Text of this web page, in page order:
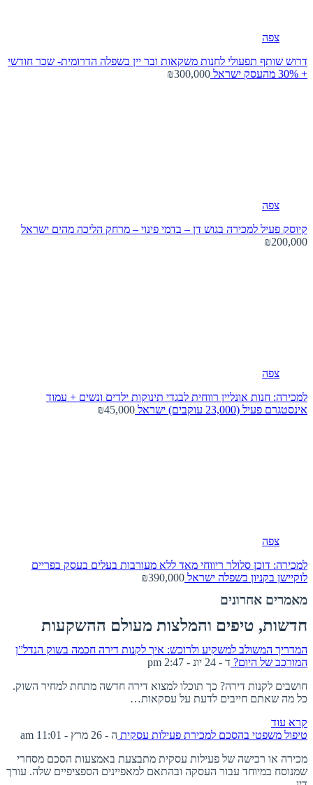
צפה
דרוש שותף תפעולי לחנות משקאות ובר יין בשפלה הדרומית- שכר חודשי
+ 30% מהעסק
ישראל ₪300,000
צפה
קיוסק פעיל למכירה בגוש דן – בדמי פינוי – מרחק הליכה מהים ישראל
₪200,000
צפה
למכירה: חנות אונליין רווחית לבגדי תינוקות ילדים ונשים + עמוד
אינסטגרם פעיל (23,000 עוקבים)
ישראל ₪45,000
צפה
למכירה: דוכן סלולר ריווחי מאד ללא מעורבות בעלים בעסק בפריים
לוקיישן בקניון בשפלה ישראל ₪390,000
מאמרים אחרונים
חדשות, טיפים והמלצות מעולם ההשקעות
המדריך המשולב למשקיע ולרוכש: איך לקנות דירה חכמה בשוק הנדל”ן
המורכב של היום? ד - 24 יונ - 2:47 pm
חושבים לקנות דירה? כך תוכלו למצוא דירה חדשה מתחת למחיר השוק.
כל מה שאתם חייבים לדעת על עסקאות…
קרא עוד
טיפול משפטי בהסכם למכירת פעילות עסקית ה - 26 מרץ - 11:01 am
מכירה או רכישה של פעילות עסקית מתבצעת באמצעות הסכם מסחרי
שמנוסח במיוחד עבור העסקה ובהתאם למאפיינים הספציפיים שלה. עורך